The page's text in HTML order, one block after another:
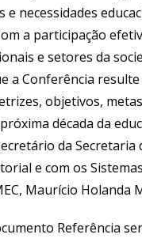
necessidades
a participação
e setores da
a Conferência resulte
objetivos,
década da
da Secretaria
e com os
Maurício Holanda
Referência